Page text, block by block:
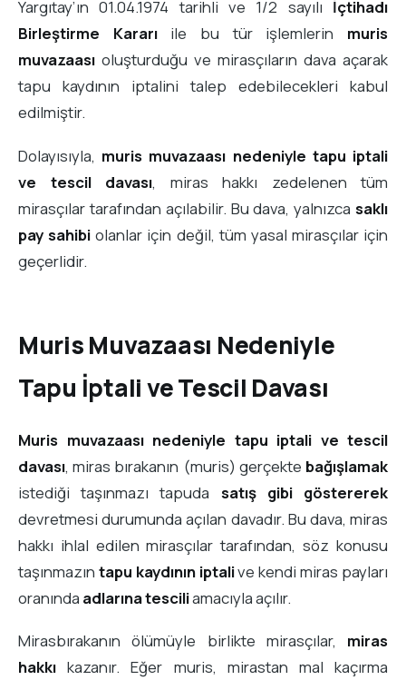
Yargıtay’ın 01.04.1974 tarihli ve 1/2 sayılı İçtihadı
Birleştirme Kararıile bu tür işlemlerin muris
muvazaası oluşturduğu ve mirasçıların dava açarak
tapu kaydının iptalini talep edebilecekleri kabul
edilmiştir.
Dolayısıyla, muris muvazaası nedeniyle tapu iptali
ve tescil davası, miras hakkı zedelenen tüm
mirasçılar tarafından açılabilir. Bu dava, yalnızca saklı
pay sahibi olanlar için değil, tüm yasal mirasçılar için
geçerlidir.
Muris Muvazaası Nedeniyle
Tapu İptali ve Tescil Davası
Muris muvazaası nedeniyle tapu iptali ve tescil
davası, miras bırakanın (muris) gerçekte bağışlamak
istediği taşınmazı tapuda satış gibi göstererek
devretmesi durumunda açılan davadır. Bu dava, miras
hakkı ihlal edilen mirasçılar tarafından, söz konusu
taşınmazın tapu kaydının iptalive kendi miras payları
oranında adlarına tesciliamacıyla açılır.
Mirasbırakanın ölümüyle birlikte mirasçılar, miras
hakkı kazanır. Eğer muris, mirastan mal kaçırma